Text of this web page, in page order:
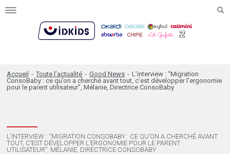
Toggle
Accueil - Toute l’actualité - Good News - L’interview : “Migration
ConsoBaby : ce qu’on a cherché avant tout, c’est développer l’ergonomie
pour le parent utilisateur”, Mélanie, Directrice ConsoBaby
L’INTERVIEW : “MIGRATION CONSOBABY : CE QU’ON A CHERCHÉ AVANT
TOUT, C’EST DÉVELOPPER L’ERGONOMIE POUR LE PARENT
UTILISATEUR”, MÉLANIE, DIRECTRICE CONSOBABY